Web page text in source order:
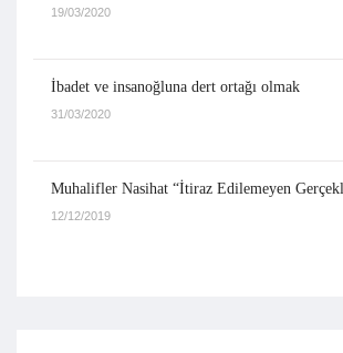
19/03/2020
İbadet ve insanoğluna dert ortağı olmak
31/03/2020
Muhalifler Nasihat “İtiraz Edilemeyen
12/12/2019